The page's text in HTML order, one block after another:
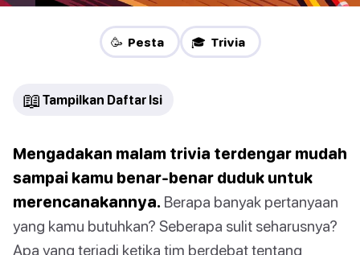
🥳 Pesta 🎓 Trivia
📖 Tampilkan Daftar Isi
Mengadakan malam trivia terdengar mudah
sampai kamu benar-benar duduk untuk
merencanakannya. Berapa banyak pertanyaan
yang kamu butuhkan? Seberapa sulit seharusnya?
Apa yang terjadi ketika tim berdebat tentang